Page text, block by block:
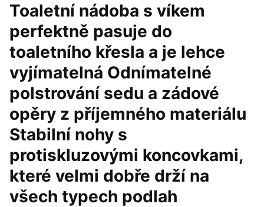
Toaletní nádoba s víkem
perfektně pasuje do
toaletního křesla a je lehce
vyjímatelná Odnímatelné
polstrování sedu a zádové
opěry z příjemného materiálu
Stabilní nohy s
protiskluzovými koncovkami,
které velmi dobře drží na
všech typech podlah